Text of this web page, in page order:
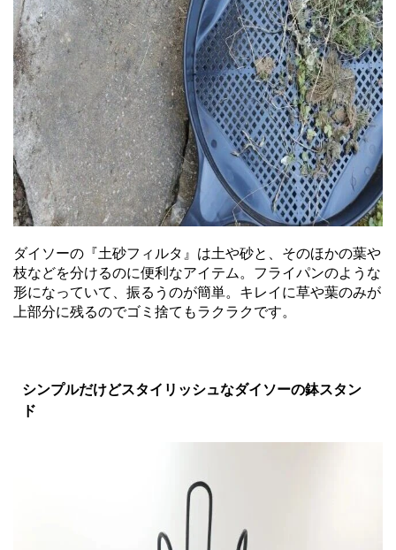
ダイソーの『土砂フィルタ』は土や砂と、そのほかの葉や
枝などを分けるのに便利なアイテム。フライパンのような
形になっていて、振るうのが簡単。キレイに草や葉のみが
上部分に残るのでゴミ捨てもラクラクです。
シンプルだけどスタイリッシュなダイソーの鉢スタン
ド